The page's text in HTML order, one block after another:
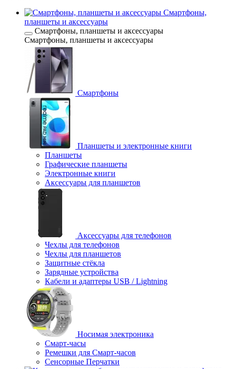
Смартфоны,
планшеты и аксессуары
Смартфоны, планшеты и аксессуары
Смартфоны, планшеты и аксессуары
Смартфоны
Планшеты и электронные книги
Планшеты
Графические планшеты
Электронные книги
Аксессуары для планшетов
Аксессуары для телефонов
Чехлы для телефонов
Чехлы для планшетов
Защитные стёкла
Зарядные устройства
Кабели и адаптеры USB / Lightning
Носимая электроника
Смарт-часы
Ремешки для Смарт-часов
Сенсорные Перчатки